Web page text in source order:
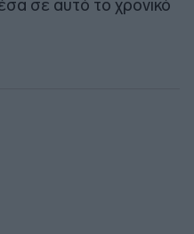
σε αυτό το χρονικό